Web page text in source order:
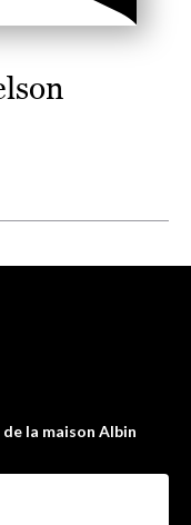
la maison Albin